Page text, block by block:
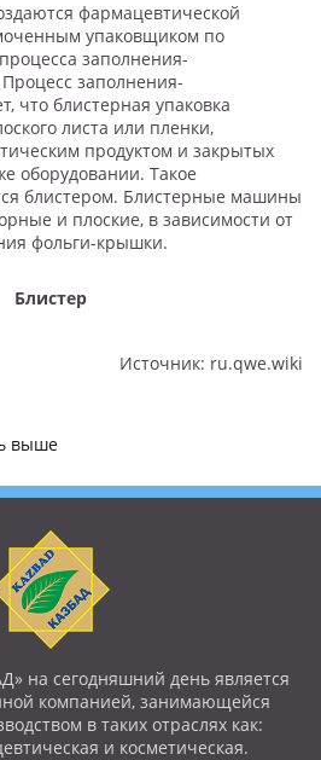
фармацевтической
упаковщиком по
заполнения-
заполнения-
что блистерная упаковка
листа или пленки,
продуктом и закрытых
оборудовании. Такое
блистером. Блистерные машины
и плоские, в зависимости от
фольги-крышки.
Блистер
Источник: ru.qwe.wiki
выше
на сегодняшний день является
компанией, занимающейся
в таких отраслях как:
и косметическая.